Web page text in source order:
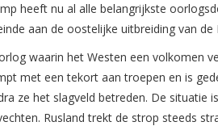
heeft nu al alle belangrijkste
aan de oostelijke uitbreiding van de
waarin het Westen een volkomen
met een tekort aan troepen en is
ze het slagveld betreden. De situatie
Rusland trekt de strop steeds